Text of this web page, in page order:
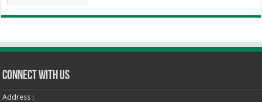
Connect With Us
Address :